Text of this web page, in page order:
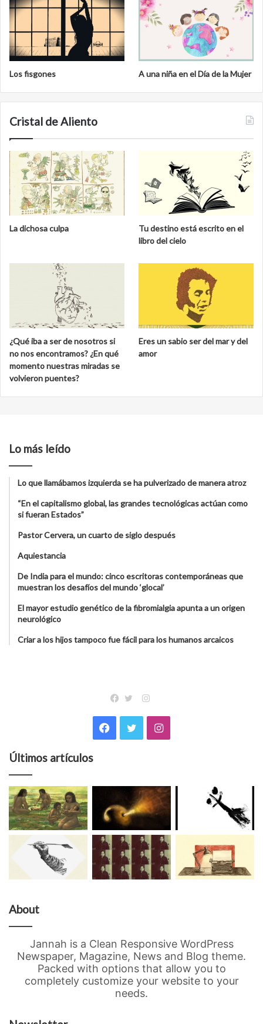
Los fisgones A una niña en el Día de la Mujer
Cristal de Aliento
La dichosa culpa
Tu destino está escrito en el
libro del cielo
¿Qué iba a ser de nosotros si
no nos encontramos? ¿En qué
momento nuestras miradas se
volvieron puentes?
Eres un sabio ser del mar y del
amor
Lo más leído
Lo que llamábamos izquierda se ha pulverizado de manera atroz
“En el capitalismo global, las grandes tecnológicas actúan como
si fueran Estados”
Pastor Cervera, un cuarto de siglo después
Aquiestancia
De India para el mundo: cinco escritoras contemporáneas que
muestran los desafíos del mundo ‘glocal’
El mayor estudio genético de la fibromialgia apunta a un origen
neurológico
Criar a los hijos tampoco fue fácil para los humanos arcaicos
Instagram
Facebook
TwitterInstagram
Últimos artículos
About
Jannah is a Clean Responsive WordPress
Newspaper, Magazine, News and Blog theme.
Packed with options that allow you to
completely customize your website to your
needs.